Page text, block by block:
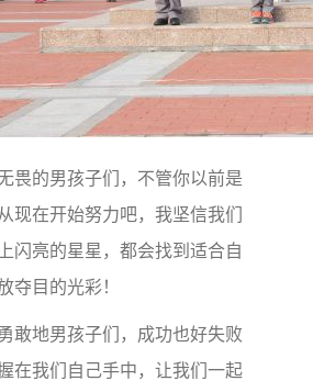
畏的男孩子们，不管你以前是
现在开始努力吧，我坚信我们
闪亮的星星，都会找到适合自
夺目的光彩！
敢地男孩子们，成功也好失败
在我们自己手中，让我们一起